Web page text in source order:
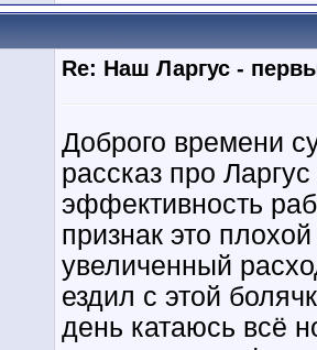
Re: Наш Ларгус -
Доброго времени
рассказ про
эффективность
признак это
увеличенный
ездил с этой
день катаюсь всё